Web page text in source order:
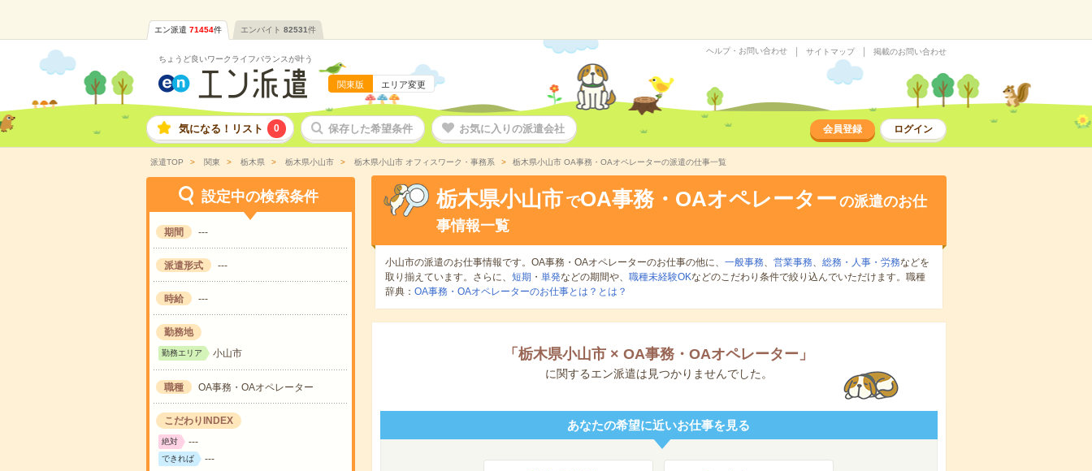
エン派遣 71454件 エンバイト 82531件
ちょうど良いワークライフバランスが叶う
関東版 エリア変更
ヘルプ・お問い合わせ サイトマップ 掲載のお問い合わせ
気になる！リスト 0 保存した希望条件 お気に入りの派遣会社 会員登録 ログイン
派遣TOP 関東 栃木県 栃木県小山市 栃木県小山市 オフィスワーク・事務系 栃木県小山市 OA事務・OAオペレーターの派遣の仕事一覧
設定中の検索条件
期間 ---
派遣形式 ---
時給 ---
勤務地
勤務エリア 小山市
職種 OA事務・OAオペレーター
こだわりINDEX
絶対 ---
できれば ---
栃木県小山市 でOA事務・OAオペレーター の派遣のお仕
事情報一覧
小山市の派遣のお仕事情報です。OA事務・OAオペレーターのお仕事の他に、 一般事務、 営業事務、 総務・人事・労務などを
取り揃えています。さらに、 短期 ・ 単発などの期間や、 職種未経験OKなどのこだわり条件で絞り込んでいただけます。職種
辞典： OA事務・OAオペレーターのお仕事とは？とは？
「 栃木県小山市 × OA事務・OAオペレーター 」
に関するエン派遣は見つかりませんでした。
あなたの希望に近いお仕事を見る